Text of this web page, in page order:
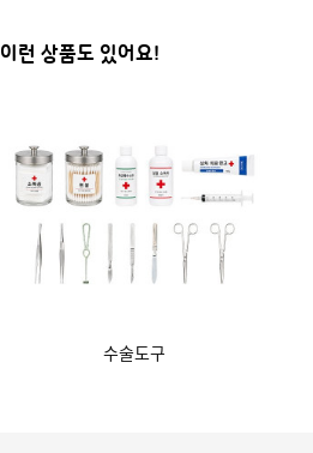
이런 상품도 있어요!
수술도구